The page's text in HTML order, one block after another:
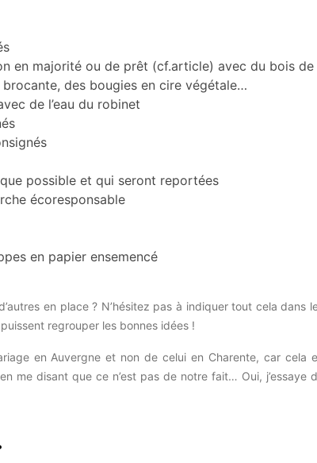
en majorité ou de prêt (cf.article) avec du bois de
des bougies en cire végétale…
de l’eau du robinet
possible et qui seront reportées
écoresponsable
en papier ensemencé
en place ? N’hésitez pas à indiquer tout cela dans
regrouper les bonnes idées !
en Auvergne et non de celui en Charente, car cela
me disant que ce n’est pas de notre fait… Oui, j’essaye